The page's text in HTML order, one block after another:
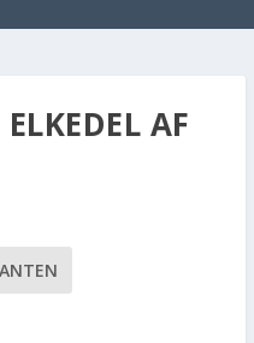
AF